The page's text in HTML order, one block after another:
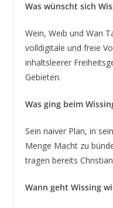
Was wünscht sich
Wein, Weib und Wan
volldigitale und freie
inhaltsleerer
Gebieten.
Was ging beim
Sein naiver Plan, in
Menge Macht zu
tragen bereits
Wann geht Wissing